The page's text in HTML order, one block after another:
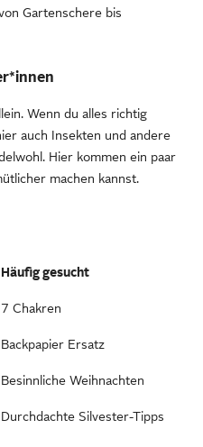
Gartenschere bis
Wenn du alles richtig
auch Insekten und andere
Hier kommen ein paar
machen kannst.
Häufig gesucht
7 Chakren
Backpapier Ersatz
Besinnliche Weihnachten
Durchdachte Silvester-Tipps